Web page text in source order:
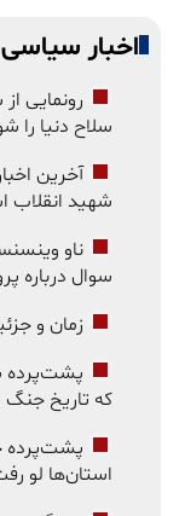
اخبار سیاسی
رونمایی
سلاح دنیا را
آخرین
شهید
سوال درباره پرواز
زمان و
پشت‌پرده
که تاریخ جنگ
پشت‌پرده
استان‌ها لو